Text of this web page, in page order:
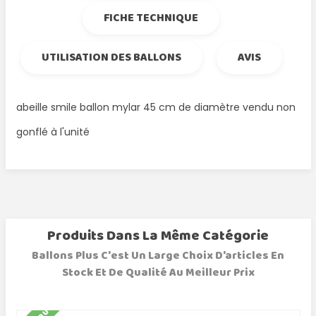
FICHE TECHNIQUE
UTILISATION DES BALLONS
AVIS
abeille smile ballon mylar 45 cm de diamètre vendu non
gonflé à l'unité
Produits Dans La Même Catégorie
Ballons Plus C'est Un Large Choix D'articles En
Stock Et De Qualité Au Meilleur Prix